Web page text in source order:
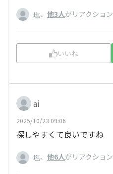
塩、 他3人がリアクション
いいね
ai
2025/10/23 09:06
探しやすくて良いですね
塩、 他6人がリアクション